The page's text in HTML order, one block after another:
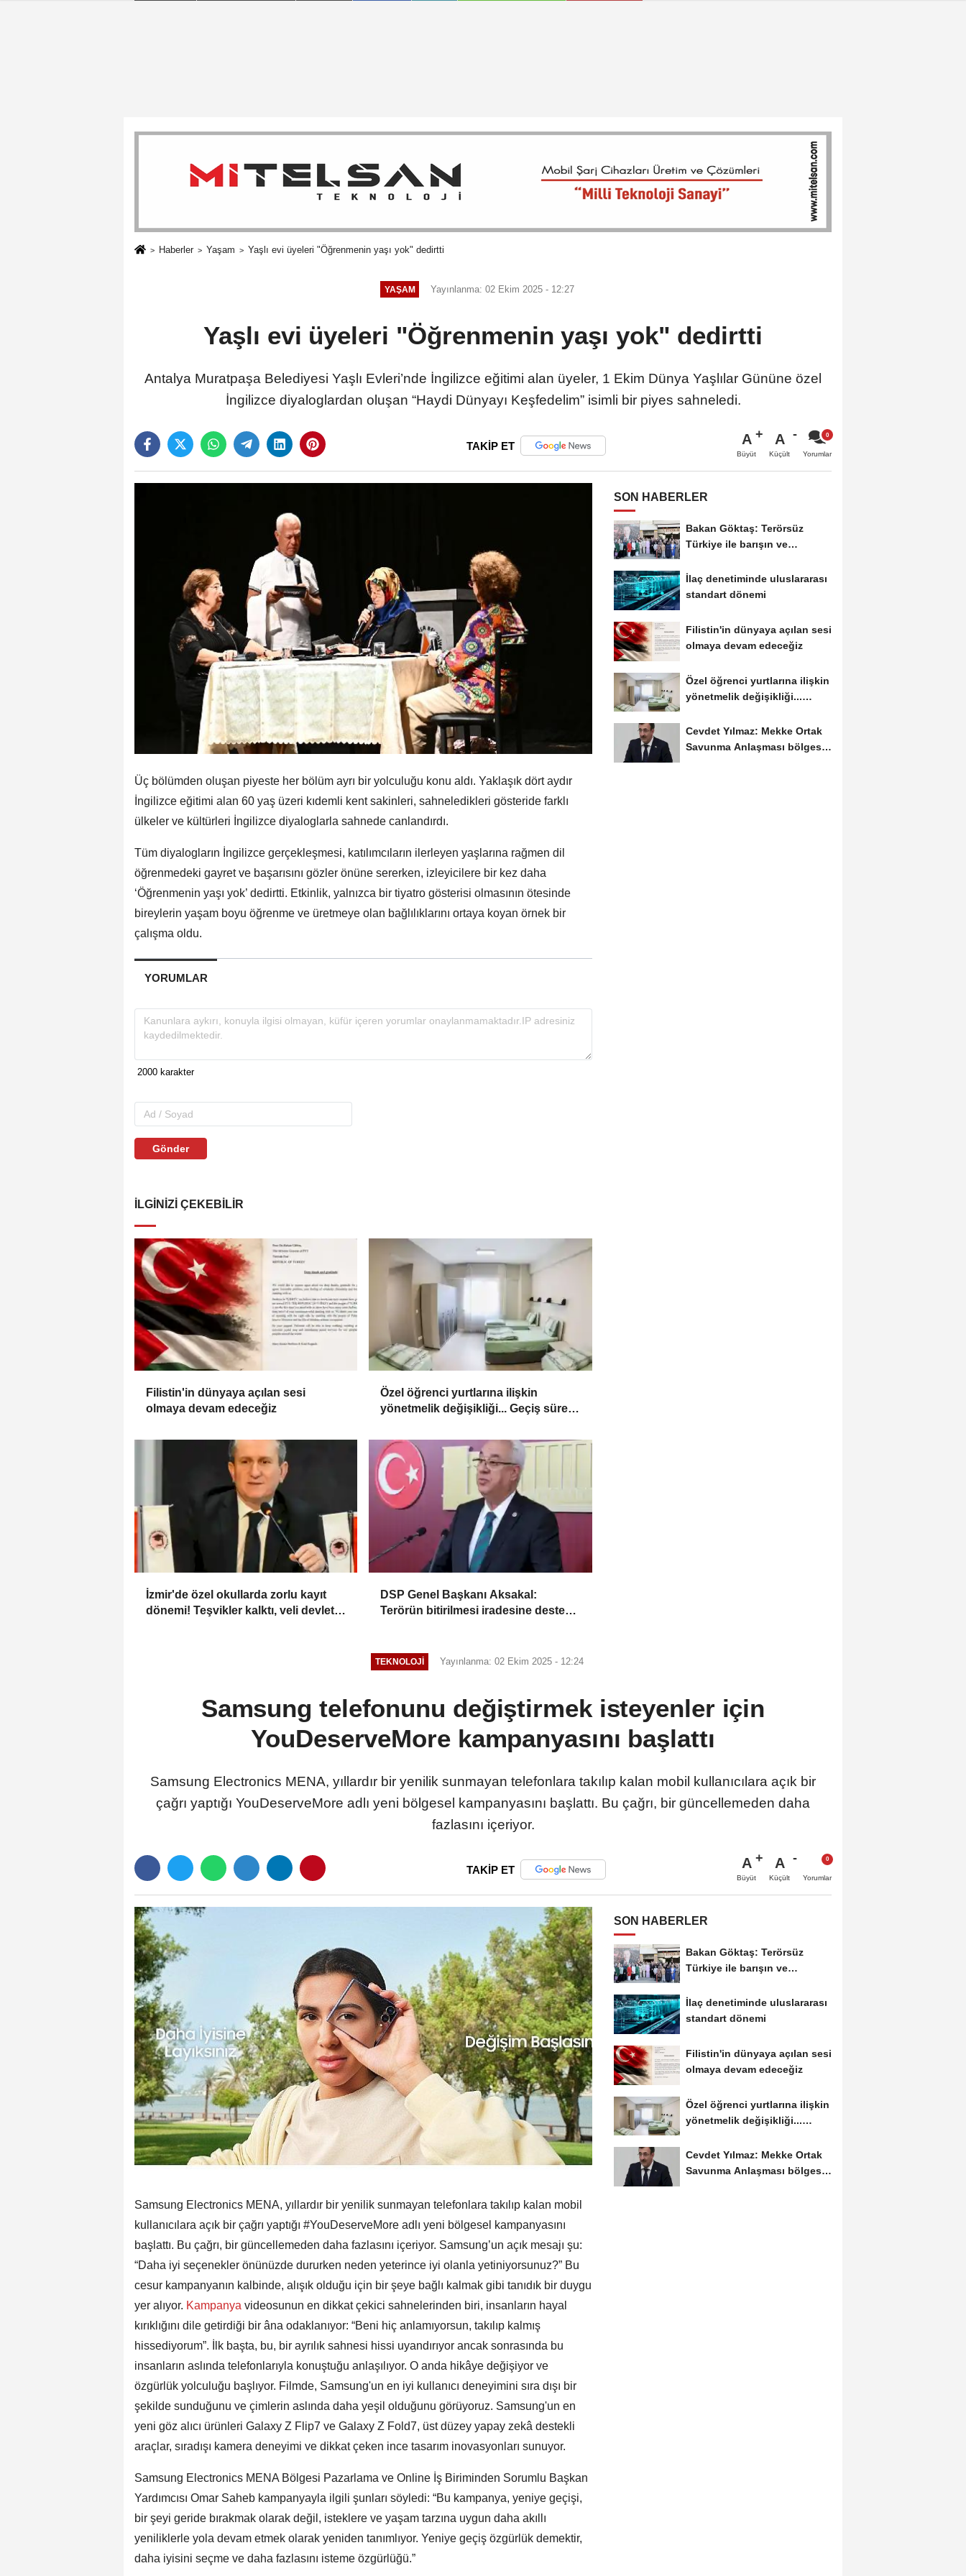
Haberler Yaşam Yaşlı evi üyeleri "Öğrenmenin yaşı yok" dedirtti
YAŞAM Yayınlanma: 02 Ekim 2025 - 12:27
Yaşlı evi üyeleri "Öğrenmenin yaşı yok" dedirtti
Antalya Muratpaşa Belediyesi Yaşlı Evleri’nde İngilizce eğitimi alan üyeler, 1 Ekim Dünya Yaşlılar Gününe özel
İngilizce diyaloglardan oluşan “Haydi Dünyayı Keşfedelim” isimli bir piyes sahneledi.
TAKİP ET A
Büyüt
A
Küçült Yorumlar
Üç bölümden oluşan piyeste her bölüm ayrı bir yolculuğu konu aldı. Yaklaşık dört aydır
İngilizce eğitimi alan 60 yaş üzeri kıdemli kent sakinleri, sahneledikleri gösteride farklı
ülkeler ve kültürleri İngilizce diyaloglarla sahnede canlandırdı.
Tüm diyalogların İngilizce gerçekleşmesi, katılımcıların ilerleyen yaşlarına rağmen dil
öğrenmedeki gayret ve başarısını gözler önüne sererken, izleyicilere bir kez daha
‘Öğrenmenin yaşı yok’ dedirtti. Etkinlik, yalnızca bir tiyatro gösterisi olmasının ötesinde
bireylerin yaşam boyu öğrenme ve üretmeye olan bağlılıklarını ortaya koyan örnek bir
çalışma oldu.
YORUMLAR
Gönder
İLGINIZI ÇEKEBILIR
Filistin'in dünyaya açılan sesi
olmaya devam edeceğiz
Özel öğrenci yurtlarına ilişkin
yönetmelik değişikliği... Geçiş süresi
İzmir'de özel okullarda zorlu kayıt
dönemi! Teşvikler kalktı, veli devlet
DSP Genel Başkanı Aksakal:
Terörün bitirilmesi iradesine destek
SON HABERLER
Bakan Göktaş: Terörsüz
Türkiye ile barışın ve
İlaç denetiminde uluslararası
standart dönemi
Filistin'in dünyaya açılan sesi
olmaya devam edeceğiz
Özel öğrenci yurtlarına ilişkin
yönetmelik değişikliği...
Cevdet Yılmaz: Mekke Ortak
Savunma Anlaşması bölgesel
TEKNOLOJI Yayınlanma: 02 Ekim 2025 - 12:24
Samsung telefonunu değiştirmek isteyenler için
YouDeserveMore kampanyasını başlattı
Samsung Electronics MENA, yıllardır bir yenilik sunmayan telefonlara takılıp kalan mobil kullanıcılara açık bir
çağrı yaptığı YouDeserveMore adlı yeni bölgesel kampanyasını başlattı. Bu çağrı, bir güncellemeden daha
fazlasını içeriyor.
TAKİP ET A
Büyüt
A
Küçült Yorumlar
Samsung Electronics MENA, yıllardır bir yenilik sunmayan telefonlara takılıp kalan mobil
kullanıcılara açık bir çağrı yaptığı #YouDeserveMore adlı yeni bölgesel kampanyasını
başlattı. Bu çağrı, bir güncellemeden daha fazlasını içeriyor. Samsung’un açık mesajı şu:
“Daha iyi seçenekler önünüzde dururken neden yeterince iyi olanla yetiniyorsunuz?” Bu
cesur kampanyanın kalbinde, alışık olduğu için bir şeye bağlı kalmak gibi tanıdık bir duygu
yer alıyor. Kampanya videosunun en dikkat çekici sahnelerinden biri, insanların hayal
kırıklığını dile getirdiği bir âna odaklanıyor: “Beni hiç anlamıyorsun, takılıp kalmış
hissediyorum”. İlk başta, bu, bir ayrılık sahnesi hissi uyandırıyor ancak sonrasında bu
insanların aslında telefonlarıyla konuştuğu anlaşılıyor. O anda hikâye değişiyor ve
özgürlük yolculuğu başlıyor. Filmde, Samsung'un en iyi kullanıcı deneyimini sıra dışı bir
şekilde sunduğunu ve çimlerin aslında daha yeşil olduğunu görüyoruz. Samsung'un en
yeni göz alıcı ürünleri Galaxy Z Flip7 ve Galaxy Z Fold7, üst düzey yapay zekâ destekli
araçlar, sıradışı kamera deneyimi ve dikkat çeken ince tasarım inovasyonları sunuyor.
Samsung Electronics MENA Bölgesi Pazarlama ve Online İş Biriminden Sorumlu Başkan
Yardımcısı Omar Saheb kampanyayla ilgili şunları söyledi: “Bu kampanya, yeniye geçişi,
bir şeyi geride bırakmak olarak değil, isteklere ve yaşam tarzına uygun daha akıllı
yeniliklerle yola devam etmek olarak yeniden tanımlıyor. Yeniye geçiş özgürlük demektir,
daha iyisini seçme ve daha fazlasını isteme özgürlüğü.”
SON HABERLER
Bakan Göktaş: Terörsüz
Türkiye ile barışın ve
İlaç denetiminde uluslararası
standart dönemi
Filistin'in dünyaya açılan sesi
olmaya devam edeceğiz
Özel öğrenci yurtlarına ilişkin
yönetmelik değişikliği...
Cevdet Yılmaz: Mekke Ortak
Savunma Anlaşması bölgesel